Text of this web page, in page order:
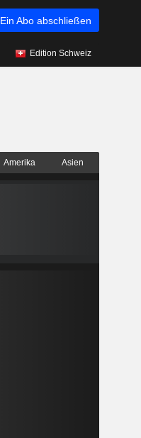
Ein Abo abschließen
Edition Schweiz
Amerika Asien